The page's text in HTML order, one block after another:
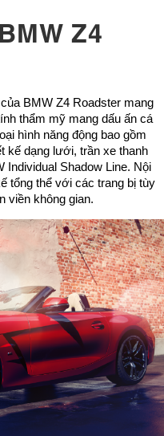
Z4
BMW Z4 Roadster mang
thẩm mỹ mang dấu ấn cá
hình năng động bao gồm
kế dạng lưới, trần xe thanh
Individual Shadow Line. Nội
tổng thể với các trang bị tùy
viền không gian.